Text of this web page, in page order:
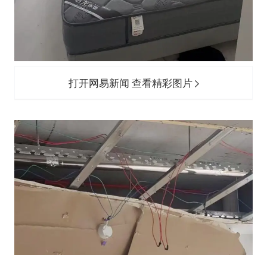
打开网易新闻 查看精彩图片